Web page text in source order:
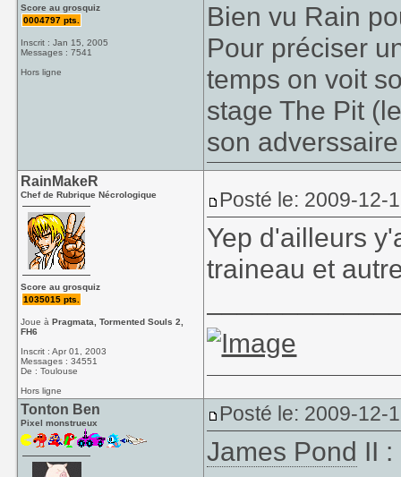
Score au grosquiz
0004797 pts.
Inscrit : Jan 15, 2005
Messages : 7541
Hors ligne
Bien vu Rain
Pour préciser
temps on voit
stage The Pit
son
RainMakeR
Chef de Rubrique Nécrologique
Score au grosquiz
1035015 pts.
Joue àPragmata, Tormented Souls 2,
FH6
Inscrit : Apr 01, 2003
Messages : 34551
De : Toulouse
Hors ligne
Posté le: 2009-12-
Yep d'ailleurs
traineau et
Tonton Ben
Pixel monstrueux Posté le: 2009-12-
James Pond II